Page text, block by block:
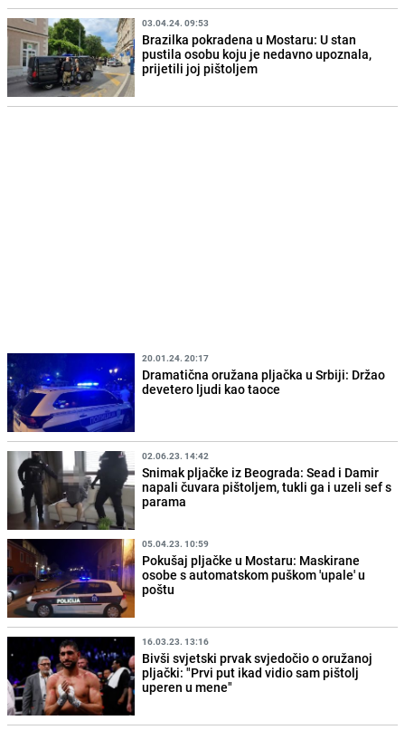
03.04.24. 09:53
Brazilka pokradena u Mostaru: U stan
pustila osobu koju je nedavno upoznala,
prijetili joj pištoljem
20.01.24. 20:17
Dramatična oružana pljačka u Srbiji: Držao
devetero ljudi kao taoce
02.06.23. 14:42
Snimak pljačke iz Beograda: Sead i Damir
napali čuvara pištoljem, tukli ga i uzeli sef s
parama
05.04.23. 10:59
Pokušaj pljačke u Mostaru: Maskirane
osobe s automatskom puškom 'upale' u
poštu
16.03.23. 13:16
Bivši svjetski prvak svjedočio o oružanoj
pljački: "Prvi put ikad vidio sam pištolj
uperen u mene"